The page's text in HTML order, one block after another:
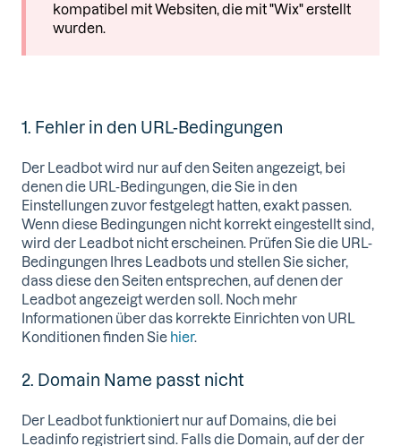
kompatibel mit Websiten, die mit "Wix" erstellt
wurden.
1. Fehler in den URL-Bedingungen
Der Leadbot wird nur auf den Seiten angezeigt, bei
denen die URL-Bedingungen, die Sie in den
Einstellungen zuvor festgelegt hatten, exakt passen.
Wenn diese Bedingungen nicht korrekt eingestellt sind,
wird der Leadbot nicht erscheinen. Prüfen Sie die URL-
Bedingungen Ihres Leadbots und stellen Sie sicher,
dass diese den Seiten entsprechen, auf denen der
Leadbot angezeigt werden soll. Noch mehr
Informationen über das korrekte Einrichten von URL
Konditionen finden Sie hier.
2. Domain Name passt nicht
Der Leadbot funktioniert nur auf Domains, die bei
Leadinfo registriert sind. Falls die Domain, auf der der